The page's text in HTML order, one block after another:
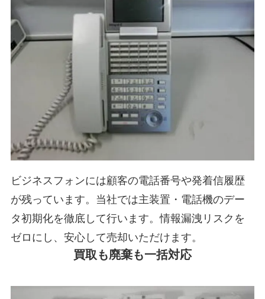
ビジネスフォンには顧客の電話番号や発着信履歴
が残っています。当社では主装置・電話機のデー
タ初期化を徹底して行います。情報漏洩リスクを
ゼロにし、安心して売却いただけます。
買取も廃棄も一括対応